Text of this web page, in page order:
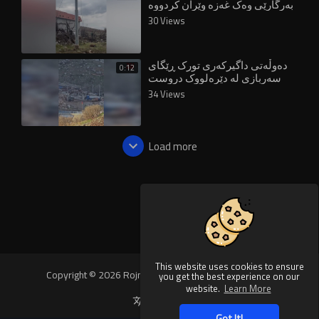
This website uses cookies to ensure
you get the best experience on our
website. Learn More
بەرگارێی وەک غەزە وێران کردووە
30 Views
0:12 دەوڵەتی داگیرکەری تورک ڕێگای
سەربازی لە دێرەلووک دروست
دەکات فف
34 Views
Load more
Copyright © 2026 Rojnews Video. All rights reserved.
Language